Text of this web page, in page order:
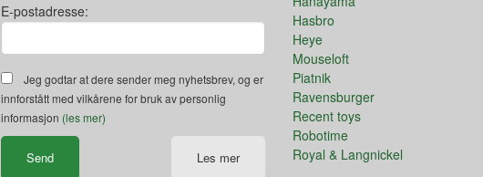
E-postadresse:
Jeg godtar at dere sender meg nyhetsbrev, og er
innforstått med vilkårene for bruk av personlig
informasjon (les mer)
Les mer
Hasbro
Heye
Mouseloft
Piatnik
Ravensburger
Recent toys
Robotime
Royal & Langnickel